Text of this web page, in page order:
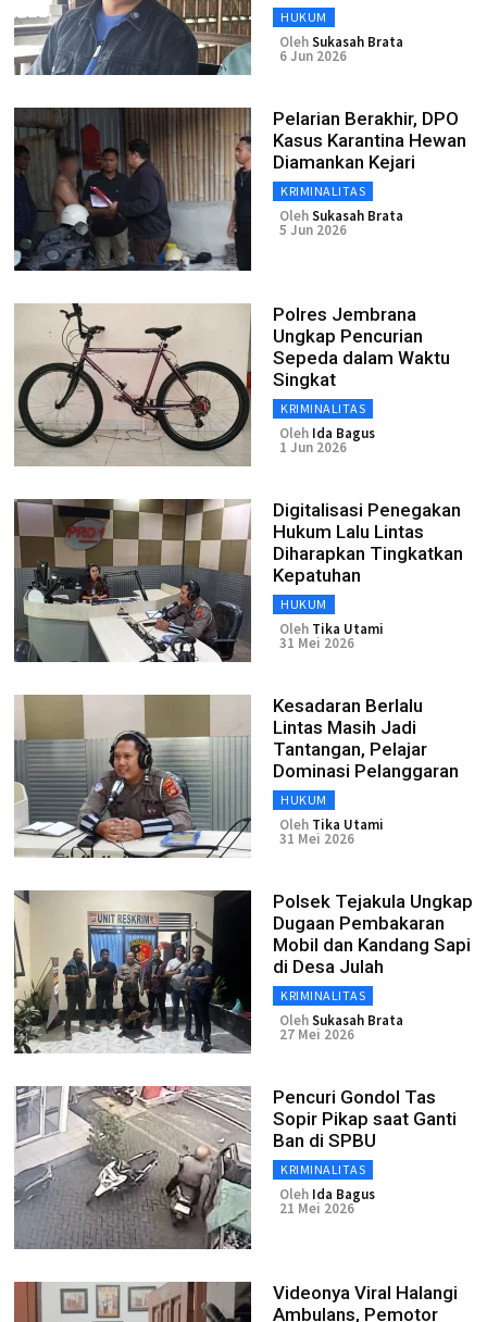
HUKUM
OlehSukasah Brata
6 Jun 2026
Pelarian Berakhir, DPO
Kasus Karantina Hewan
Diamankan Kejari
KRIMINALITAS
OlehSukasah Brata
5 Jun 2026
Polres Jembrana
Ungkap Pencurian
Sepeda dalam Waktu
Singkat
KRIMINALITAS
Oleh Ida Bagus
1 Jun 2026
Digitalisasi Penegakan
Hukum Lalu Lintas
Diharapkan Tingkatkan
Kepatuhan
HUKUM
Oleh Tika Utami
31 Mei 2026
Kesadaran Berlalu
Lintas Masih Jadi
Tantangan, Pelajar
Dominasi Pelanggaran
HUKUM
Oleh Tika Utami
31 Mei 2026
Polsek Tejakula Ungkap
Dugaan Pembakaran
Mobil dan Kandang Sapi
di Desa Julah
KRIMINALITAS
OlehSukasah Brata
27 Mei 2026
Pencuri Gondol Tas
Sopir Pikap saat Ganti
Ban di SPBU
KRIMINALITAS
Oleh Ida Bagus
21 Mei 2026
Videonya Viral Halangi
Ambulans, Pemotor